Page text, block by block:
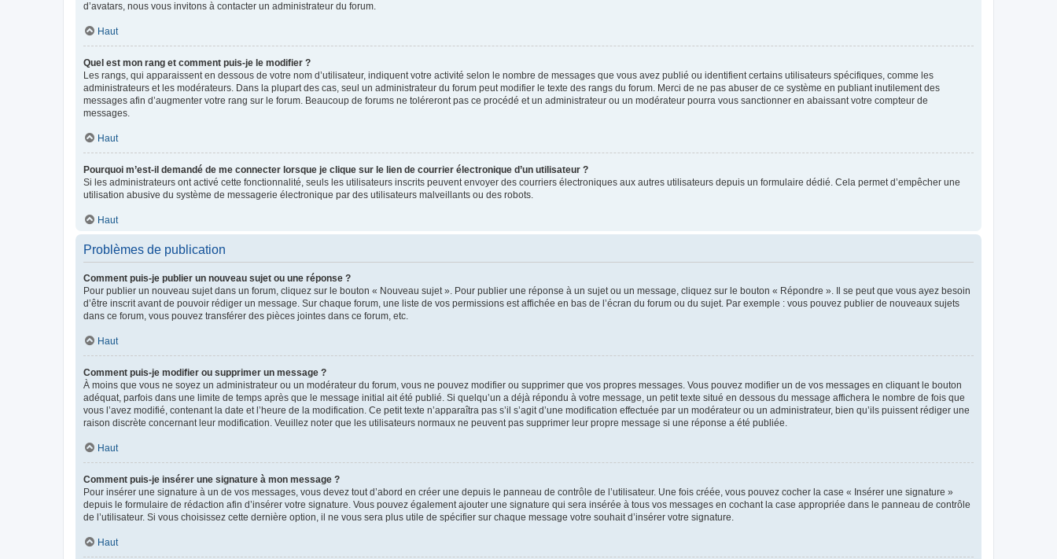
d’avatars, nous vous invitons à contacter un administrateur du forum.
Haut
Quel est mon rang et comment puis-je le modifier ?
Les rangs, qui apparaissent en dessous de votre nom d’utilisateur, indiquent votre activité selon le nombre de messages que vous avez publié ou identifient certains utilisateurs spécifiques, comme les
administrateurs et les modérateurs. Dans la plupart des cas, seul un administrateur du forum peut modifier le texte des rangs du forum. Merci de ne pas abuser de ce système en publiant inutilement des
messages afin d’augmenter votre rang sur le forum. Beaucoup de forums ne toléreront pas ce procédé et un administrateur ou un modérateur pourra vous sanctionner en abaissant votre compteur de
messages.
Haut
Pourquoi m’est-il demandé de me connecter lorsque je clique sur le lien de courrier électronique d’un utilisateur ?
Si les administrateurs ont activé cette fonctionnalité, seuls les utilisateurs inscrits peuvent envoyer des courriers électroniques aux autres utilisateurs depuis un formulaire dédié. Cela permet d’empêcher une
utilisation abusive du système de messagerie électronique par des utilisateurs malveillants ou des robots.
Haut
Problèmes de publication
Comment puis-je publier un nouveau sujet ou une réponse ?
Pour publier un nouveau sujet dans un forum, cliquez sur le bouton « Nouveau sujet ». Pour publier une réponse à un sujet ou un message, cliquez sur le bouton « Répondre ». Il se peut que vous ayez besoin
d’être inscrit avant de pouvoir rédiger un message. Sur chaque forum, une liste de vos permissions est affichée en bas de l’écran du forum ou du sujet. Par exemple : vous pouvez publier de nouveaux sujets
dans ce forum, vous pouvez transférer des pièces jointes dans ce forum, etc.
Haut
Comment puis-je modifier ou supprimer un message ?
À moins que vous ne soyez un administrateur ou un modérateur du forum, vous ne pouvez modifier ou supprimer que vos propres messages. Vous pouvez modifier un de vos messages en cliquant le bouton
adéquat, parfois dans une limite de temps après que le message initial ait été publié. Si quelqu’un a déjà répondu à votre message, un petit texte situé en dessous du message affichera le nombre de fois que
vous l’avez modifié, contenant la date et l’heure de la modification. Ce petit texte n’apparaîtra pas s’il s’agit d’une modification effectuée par un modérateur ou un administrateur, bien qu’ils puissent rédiger une
raison discrète concernant leur modification. Veuillez noter que les utilisateurs normaux ne peuvent pas supprimer leur propre message si une réponse a été publiée.
Haut
Comment puis-je insérer une signature à mon message ?
Pour insérer une signature à un de vos messages, vous devez tout d’abord en créer une depuis le panneau de contrôle de l’utilisateur. Une fois créée, vous pouvez cocher la case « Insérer une signature »
depuis le formulaire de rédaction afin d’insérer votre signature. Vous pouvez également ajouter une signature qui sera insérée à tous vos messages en cochant la case appropriée dans le panneau de contrôle
de l’utilisateur. Si vous choisissez cette dernière option, il ne vous sera plus utile de spécifier sur chaque message votre souhait d’insérer votre signature.
Haut